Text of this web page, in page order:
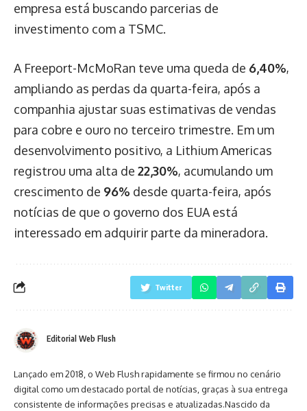
empresa está buscando parcerias de
investimento com a TSMC.
A Freeport-McMoRan teve uma queda de 6,40%,
ampliando as perdas da quarta-feira, após a
companhia ajustar suas estimativas de vendas
para cobre e ouro no terceiro trimestre. Em um
desenvolvimento positivo, a Lithium Americas
registrou uma alta de 22,30%, acumulando um
crescimento de 96% desde quarta-feira, após
notícias de que o governo dos EUA está
interessado em adquirir parte da mineradora.
Twitter
Editorial Web Flush
Lançado em 2018, o Web Flush rapidamente se firmou no cenário
digital como um destacado portal de notícias, graças à sua entrega
consistente de informações precisas e atualizadas.Nascido da